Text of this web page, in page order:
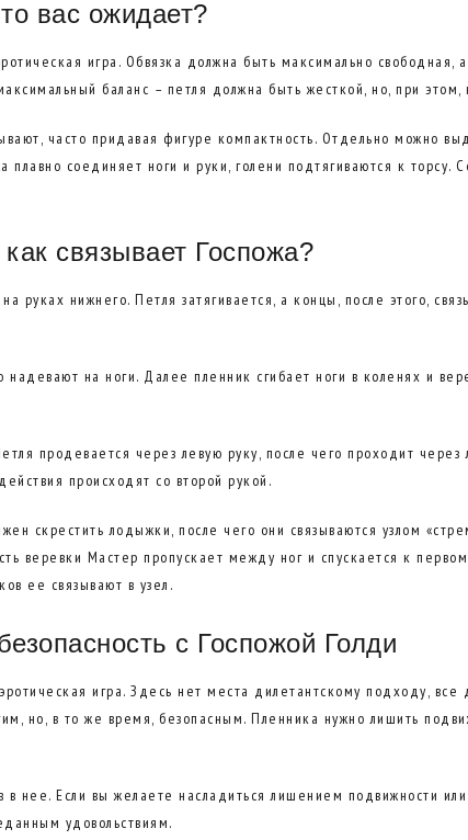
вас ожидает?
игра. Обвязка должна быть максимально свободная,
баланс – петля должна быть жесткой, но, при этом,
часто придавая фигуре компактность. Отдельно можно
соединяет ноги и руки, голени подтягиваются к торсу.
связывает Госпожа?
нижнего. Петля затягивается, а концы, после этого,
на ноги. Далее пленник сгибает ноги в коленях и
продевается через левую руку, после чего проходит через
происходят со второй рукой.
скрестить лодыжки, после чего они связываются узлом
веревки Мастер пропускает между ног и спускается к
ее связывают в узел.
с Госпожой Голди
игра. Здесь нет места дилетантскому подходу, все
но, в то же время, безопасным. Пленника нужно лишить
нее. Если вы желаете насладиться лишением подвижности
удовольствиям.